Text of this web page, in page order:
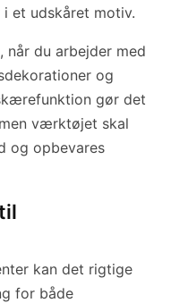
et udskåret motiv.
du arbejder med
og
gør det
værktøjet skal
og opbevares
kan det rigtige
for både